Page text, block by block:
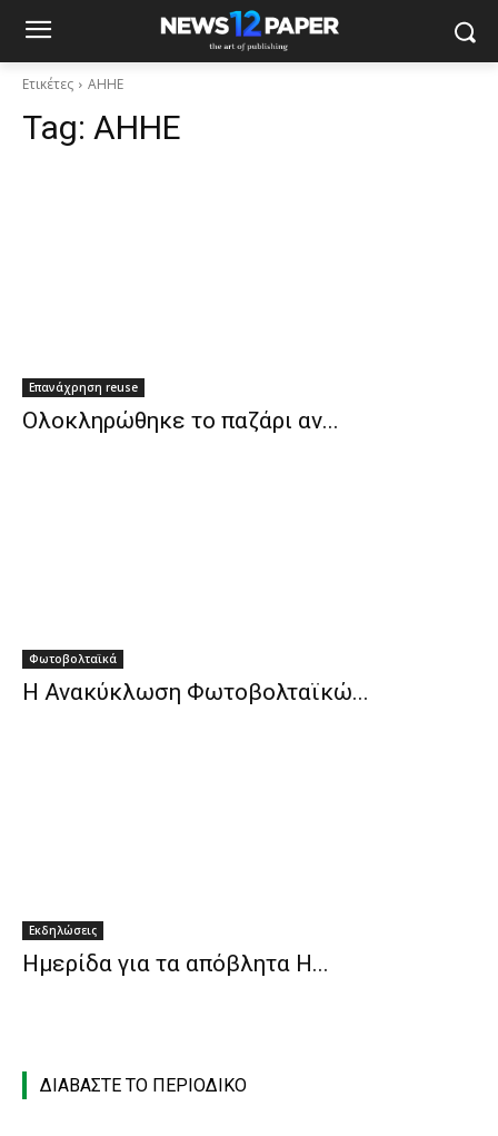
Ετικέτες ΑΗΗΕ
Tag: ΑΗΗΕ
Επανάχρηση reuse
Ολοκληρώθηκε το παζάρι αν...
Φωτοβολταϊκά
Η Ανακύκλωση Φωτοβολταϊκώ...
Εκδηλώσεις
Ημερίδα για τα απόβλητα Η...
ΔΙΑΒΑΣΤΕ ΤΟ ΠΕΡΙΟΔΙΚΟ